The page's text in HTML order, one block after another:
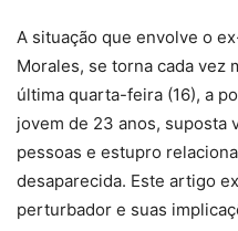
A situação que envolve o
Morales, se torna cada vez
última quarta-feira (16), a
jovem de 23 anos, suposta
pessoas e estupro
desaparecida. Este artigo
perturbador e suas